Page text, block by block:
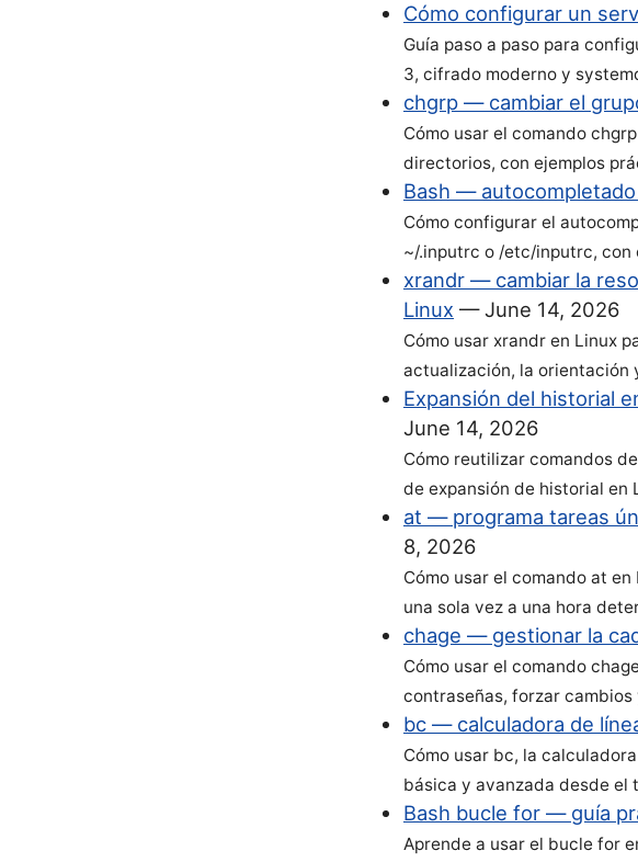
Cómo configurar un
Guía paso a paso para
3, cifrado moderno y
chgrp — cambiar el
Cómo usar el comando
directorios, con ejemplos
Bash —
Cómo configurar el
~/.inputrc o /etc/inputrc,
xrandr — cambiar la
Linux —June 14, 2026
Cómo usar xrandr en Linux
actualización, la orientación
Expansión del historial
June 14, 2026
Cómo reutilizar comandos
de expansión de historial en
at — programa tareas
8, 2026
Cómo usar el comando at
una sola vez a una hora
chage — gestionar la
Cómo usar el comando
contraseñas, forzar
bc — calculadora de
Cómo usar bc, la
básica y avanzada desde el
Bash bucle for — guía
Aprende a usar el bucle for